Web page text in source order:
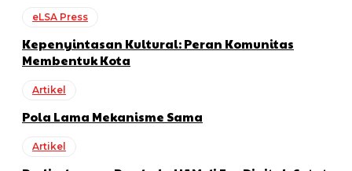
eLSA Press
Kepenyintasan Kultural: Peran Komunitas
Membentuk Kota
Artikel
Pola Lama Mekanisme Sama
Artikel